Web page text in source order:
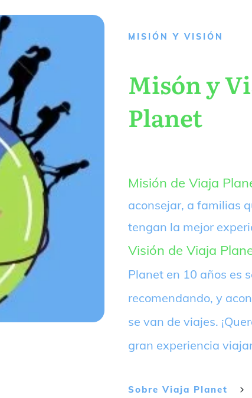
MISIÓN Y VISIÓN
Misón y
Planet
Misión de Viaja
aconsejar, a familias
tengan la mejor
Visión de Viaja
Planet en 10 años es
recomendando, y
se van de viajes.
gran experiencia
Sobre Viaja Planet